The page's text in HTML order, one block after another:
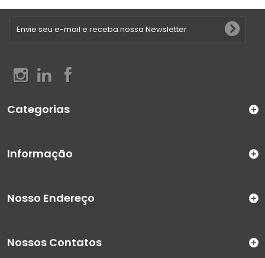
Categorias
Informação
Nosso Endereço
Nossos Contatos